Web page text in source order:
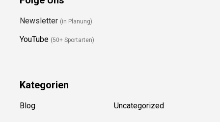
Newsletter (in Planung)
YouTube (50+ Sportarten)
Kategorien
Blog Uncategorized